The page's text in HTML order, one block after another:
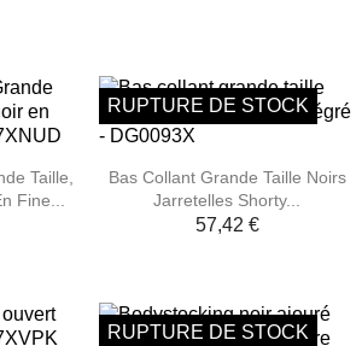
Taille,
Fine...
Bas Collant Grande Taille Noirs
Jarretelles Shorty...
57,42 €
RUPTURE DE STOCK
RUPTURE DE STOCK